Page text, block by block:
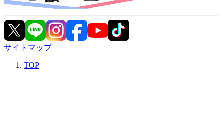
サイトマップ
TOP